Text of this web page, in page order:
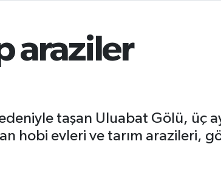
araziler
taşan Uluabat Gölü, üç
hobi evleri ve tarım arazileri,